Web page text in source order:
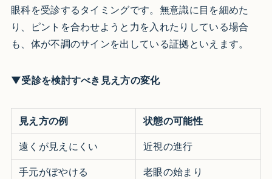
眼科を受診するタイミングです。無意識に目を細めた
り、ピントを合わせようと力を入れたりしている場合
も、体が不調のサインを出している証拠といえます。
▼受診を検討すべき見え方の変化
見え方の例 状態の可能性
遠くが見えにくい 近視の進行
手元がぼやける 老眼の始まり